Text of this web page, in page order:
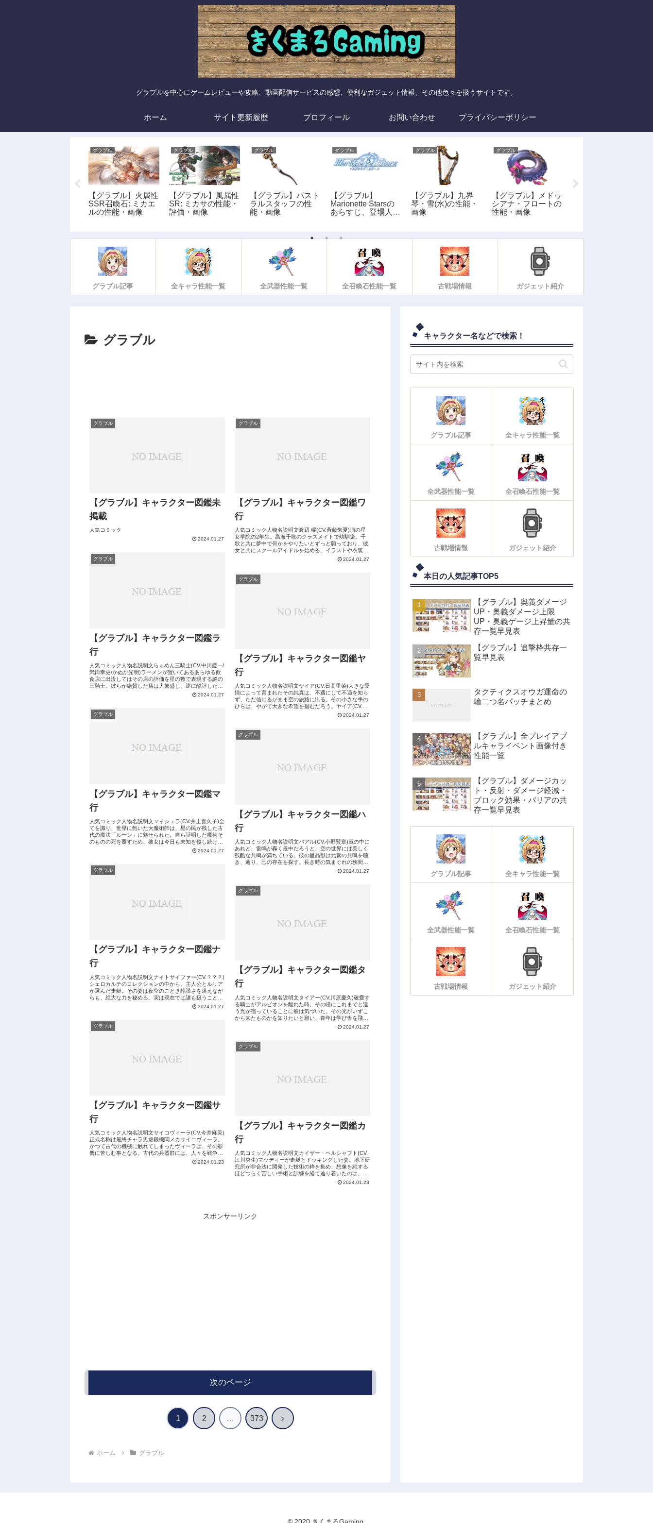
グラブルを中心にゲームレビューや攻略、動画配信サービスの感想、便利なガジェット情報、その他色々を扱うサイトです。
ホーム サイト更新履歴 プロフィール お問い合わせ プライバシーポリシー
グラブル
【グラブル】火属性
SSR召喚石: ミカエ
ルの性能・画像
グラブル
【グラブル】風属性
SR: ミカサの性能・
評価・画像
グラブル
【グラブル】パスト
ラルスタッフの性
能・画像
グラブル
【グラブル】
Marionette Starsの
あらすじ、登場人物
グラブル
【グラブル】九界
琴・雪(水)の性能・
画像
グラブル
【グラブル】メドゥ
シアナ・フロートの
性能・画像
グラブル記事 全キャラ性能一覧 全武器性能一覧 全召喚石性能一覧 古戦場情報 ガジェット紹介
グラブル
グラブル
【グラブル】キャラクター図鑑未
掲載
人気コミック
2024.01.27
グラブル
【グラブル】キャラクター図鑑ワ
行
人気コミック人物名説明文渡辺 曜(CV.斉藤朱夏)浦の星
女学院の2年生。高海千歌のクラスメイトで幼馴染。千
歌と共に夢中で何かをやりたいとずっと願っており、彼
女と共にスクールアイドルを始める。イラストや衣装デ
2024.01.27
グラブル
【グラブル】キャラクター図鑑ラ
行
人気コミック人物名説明文らぁめん三騎士(CV.中川慶一/
武田幸史/かぬか光明)ラーメンが置いてあるあらゆる飲
食店に出没してはその店の評価を星の数で表現する謎の
三騎士。彼らが絶賛した店は大繁盛し、逆に酷評した店
2024.01.27
グラブル
【グラブル】キャラクター図鑑ヤ
行
人気コミック人物名説明文ヤイア(CV.日高里菜)大きな愛
情によって育まれたその純真は、不遇にして不遇を知ら
ず、ただ信じるがまま空の旅路に出る。その小さな手の
ひらは、やがて大きな希望を掴むだろう。ヤイア(CV.日
2024.01.27
グラブル
【グラブル】キャラクター図鑑マ
行
人気コミック人物名説明文マイシェラ(CV.井上喜久子)全
てを識り、世界に飽いた大魔術師は、星の民が残した古
代の魔法「ルーン」に魅せられた。自ら証明した魔術そ
のものの死を覆すため、彼女は今日も未知を侵し続け
2024.01.27
グラブル
【グラブル】キャラクター図鑑ハ
行
人気コミック人物名説明文バアル(CV.小野賢章)嵐の中に
あれど、雷鳴が轟く最中だろうと、空の世界には美しく
残酷な共鳴が満ちている。彼の星晶獣は元素の共鳴を聴
き、辿り、己の存在を探す。長き時の気まぐれの狭間、
2024.01.27
グラブル
【グラブル】キャラクター図鑑ナ
行
人気コミック人物名説明文ナイトサイファー(CV.？？？)
シェロカルテのコレクションの中から、主人公とルリア
が選んだ走艇。その姿は夜空のごとき静謐さを湛えなが
らも、絶大な力を秘める。実は現在では誰も扱うことの
2024.01.27
グラブル
【グラブル】キャラクター図鑑タ
行
人気コミック人物名説明文タイアー(CV.川原慶久)敬愛す
る騎士がアルビオンを離れた時、その瞳にこれまでと違
う光が宿っていることに彼は気づいた。その光がいずこ
から来たものかを知りたいと願い、青年は学び舎を飛び
2024.01.27
グラブル
【グラブル】キャラクター図鑑サ
行
人気コミック人物名説明文サイコヴィーラ(CV.今井麻美)
正式名称は最終チャラ男虐殺機関メカサイコヴィーラ。
かつて古代の機械に触れてしまったヴィーラは、その影
響に苦しむ事となる。古代の兵器群には、人々を戦争に
2024.01.23
グラブル
【グラブル】キャラクター図鑑カ
行
人気コミック人物名説明文カイザー・ヘルシャフト(CV.
江川央生)マッディーが走艇とドッキングした姿。地下研
究所が非合法に開発した技術の粋を集め、想像を絶する
ほどつらく苦しい手術と訓練を経て辿り着いたのは、ス
2024.01.23
スポンサーリンク
次のページ
1 2 … 373 次
ホーム グラブル
キャラクター名などで検索！
グラブル記事 全キャラ性能一覧
全武器性能一覧 全召喚石性能一覧
古戦場情報 ガジェット紹介
本日の人気記事TOP5
【グラブル】奥義ダメージ
UP・奥義ダメージ上限
UP・奥義ゲージ上昇量の共
存一覧早見表
【グラブル】追撃枠共存一
覧早見表
タクティクスオウガ運命の
輪二つ名パッチまとめ
【グラブル】全プレイアブ
ルキャライベント画像付き
性能一覧
【グラブル】ダメージカッ
ト・反射・ダメージ軽減・
ブロック効果・バリアの共
存一覧早見表
グラブル記事 全キャラ性能一覧
全武器性能一覧 全召喚石性能一覧
古戦場情報 ガジェット紹介